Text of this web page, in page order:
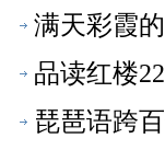
满天彩霞
品读红楼
琵琶语跨